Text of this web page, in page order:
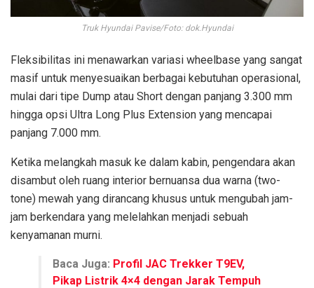
Truk Hyundai Pavise/Foto: dok.Hyundai
Fleksibilitas ini menawarkan variasi wheelbase yang sangat
masif untuk menyesuaikan berbagai kebutuhan operasional,
mulai dari tipe Dump atau Short dengan panjang 3.300 mm
hingga opsi Ultra Long Plus Extension yang mencapai
panjang 7.000 mm.
Ketika melangkah masuk ke dalam kabin, pengendara akan
disambut oleh ruang interior bernuansa dua warna (two-
tone) mewah yang dirancang khusus untuk mengubah jam-
jam berkendara yang melelahkan menjadi sebuah
kenyamanan murni.
Baca Juga: Profil JAC Trekker T9EV,
Pikap Listrik 4×4 dengan Jarak Tempuh